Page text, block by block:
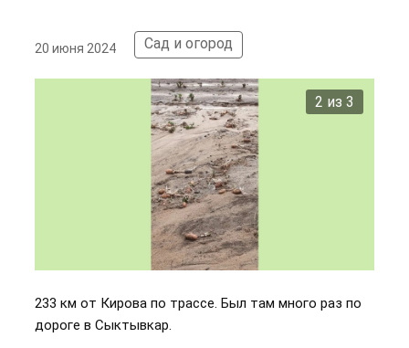
20 июня 2024 Сад и огород
2 из 3
233 км от Кирова по трассе. Был там много раз по
дороге в Сыктывкар.